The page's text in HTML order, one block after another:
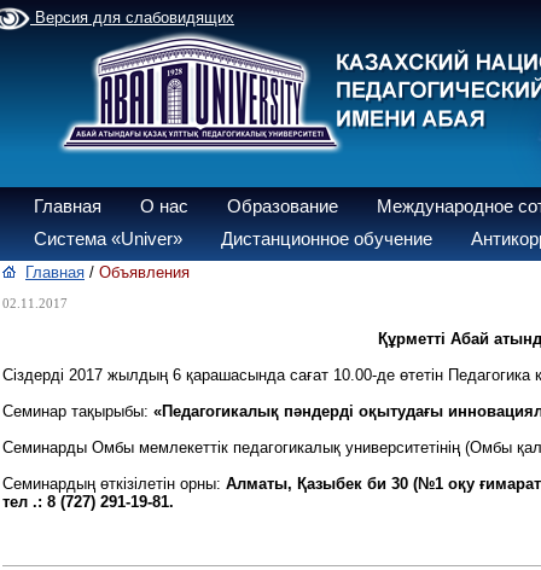
Версия для слабовидящих
Главная О нас Образование
Международное
Система «Univer»
Дистанционное обучение
Главная / Объявления
02.11.2017
Құрметті Абай
Сіздерді 2017 жылдың 6 қарашасында сағат 10.00-де өтетін
Семинар тақырыбы: «Педагогикалық пәндерді оқытудағы
Семинарды Омбы мемлекеттік педагогикалық университетінің (Омбы
Семинардың өткізілетін орны: Алматы, Қазыбек би 30 (№1 оқу
тел .: 8 (727) 291-19-81.